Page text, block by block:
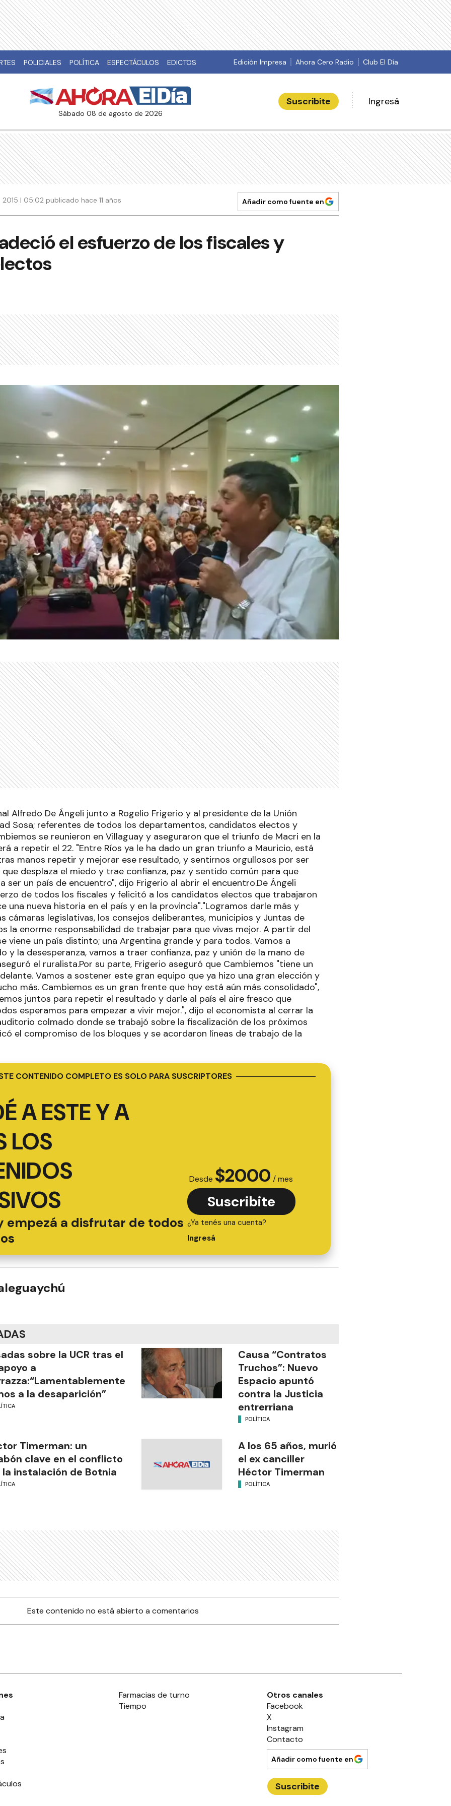
POLICIALES POLÍTICA ESPECTÁCULOS EDICTOS Edición Impresa Ahora Cero Radio Club El Día
sábado 08 de agosto de 2026
Suscribite Ingresá
| 05:02 publicado hace 11 años Añadir como fuente en
el esfuerzo de los fiscales y
Alfredo De Ángeli junto a Rogelio Frigerio y al presidente de la Unión
Sosa; referentes de todos los departamentos, candidatos electos y
se reunieron en Villaguay y aseguraron que el triunfo de Macri en la
a repetir el 22. "Entre Ríos ya le ha dado un gran triunfo a Mauricio, está
manos repetir y mejorar ese resultado, y sentirnos orgullosos por ser
desplaza el miedo y trae confianza, paz y sentido común para que
ser un país de encuentro", dijo Frigerio al abrir el encuentro.De Ángeli
de todos los fiscales y felicitó a los candidatos electos que trabajaron
una nueva historia en el país y en la provincia"."Logramos darle más y
cámaras legislativas, los consejos deliberantes, municipios y Juntas de
la enorme responsabilidad de trabajar para que vivas mejor. A partir del
viene un país distinto; una Argentina grande y para todos. Vamos a
y la desesperanza, vamos a traer confianza, paz y unión de la mano de
el ruralista.Por su parte, Frigerio aseguró que Cambiemos "tiene un
Vamos a sostener este gran equipo que ya hizo una gran elección y
más. Cambiemos es un gran frente que hoy está aún más consolidado",
juntos para repetir el resultado y darle al país el aire fresco que
esperamos para empezar a vivir mejor.", dijo el economista al cerrar la
colmado donde se trabajó sobre la fiscalización de los próximos
el compromiso de los bloques y se acordaron líneas de trabajo de la
CONTENIDO COMPLETO ES SOLO PARA SUSCRIPTORES
A ESTE Y A
LOS
empezá a disfrutar de todos
Desde $2000 / mes
Suscribite
¿Ya tenés una cuenta?
Ingresá
sobre la UCR tras el
a
a la desaparición”
Causa “Contratos
Truchos”: Nuevo
Espacio apuntó
contra la Justicia
entrerriana
POLÍTICA
Timerman: un
clave en el conflicto
instalación de Botnia
A los 65 años, murió
el ex canciller
Héctor Timerman
POLÍTICA
Este contenido no está abierto a comentarios
Farmacias de turno
Tiempo
Otros canales
Facebook
X
Instagram
Contacto
Añadir como fuente en
Suscribite